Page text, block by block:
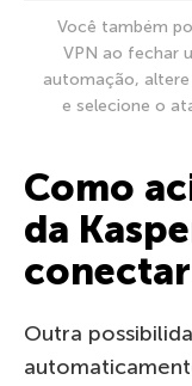
Você também
VPN ao fechar
automação, altere
e selecione o
Como
da
Outra